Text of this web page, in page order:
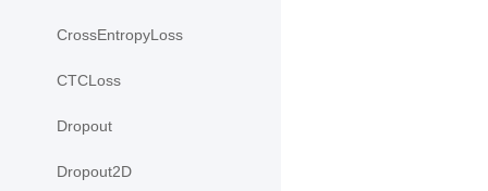
CrossEntropyLoss
CTCLoss
Dropout
Dropout2D